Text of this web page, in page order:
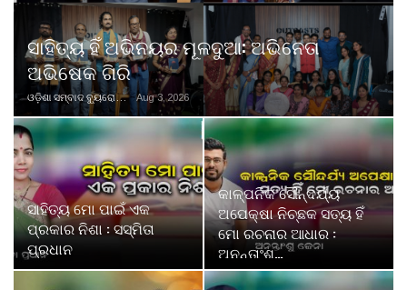
ସାହିତ୍ୟ ହିଁ ଅଭିନୟର ମୂଳଦୁଆ: ଅଭିନେତା
ଅଭିଷେକ ଗିରି
ଓଡ଼ିଶା ସମ୍ବାଦ ବ୍ୟୁରୋ Aug 3, 2026
ସାହିତ୍ୟ ମୋ ପାଇଁ ଏକ
ପ୍ରକାର ନିଶା : ସସ୍ମିତା
ପ୍ରଧାନ
କାଳ୍ପନିକ ସୌନ୍ଦର୍ଯ୍ୟ
ଅପେକ୍ଷା ନିଚ୍ଛକ ସତ୍ୟ ହିଁ
ମୋ ରଚନାର ଆଧାର :
ଅନନ୍ତାଂଶୁ…